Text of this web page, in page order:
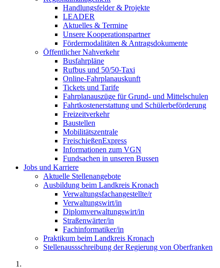
Handlungsfelder & Projekte
LEADER
Aktuelles & Termine
Unsere Kooperationspartner
Fördermodalitäten & Antragsdokumente
Öffentlicher Nahverkehr
Busfahrpläne
Rufbus und 50/50-Taxi
Online-Fahrplanauskunft
Tickets und Tarife
Fahrplanauszüge für Grund- und Mittelschulen
Fahrtkostenerstattung und Schülerbeförderung
Freizeitverkehr
Baustellen
Mobilitätszentrale
FreischießenExpress
Informationen zum VGN
Fundsachen in unseren Bussen
Jobs und Karriere
Aktuelle Stellenangebote
Ausbildung beim Landkreis Kronach
Verwaltungsfachangestellte/r
Verwaltungswirt/in
Diplomverwaltungswirt/in
Straßenwärter/in
Fachinformatiker/in
Praktikum beim Landkreis Kronach
Stellenaussschreibung der Regierung von Oberfranken